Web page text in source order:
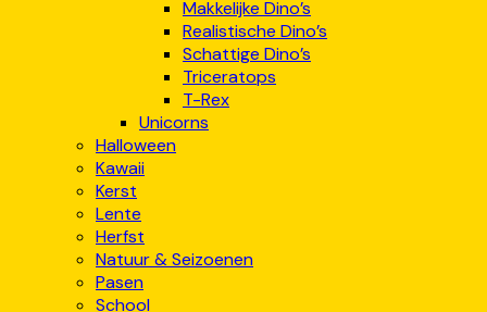
Makkelijke Dino’s
Realistische Dino’s
Schattige Dino’s
Triceratops
T-Rex
Unicorns
Halloween
Kawaii
Kerst
Lente
Herfst
Natuur & Seizoenen
Pasen
School